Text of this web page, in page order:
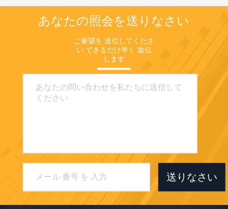
あなたの照会を送りなさい
ご要望を 送信してくださ
い できるだけ早く 返信
します
送りなさい